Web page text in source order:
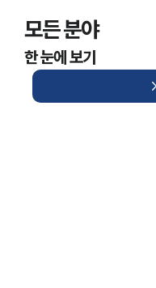
모든 분야
한 눈에 보기